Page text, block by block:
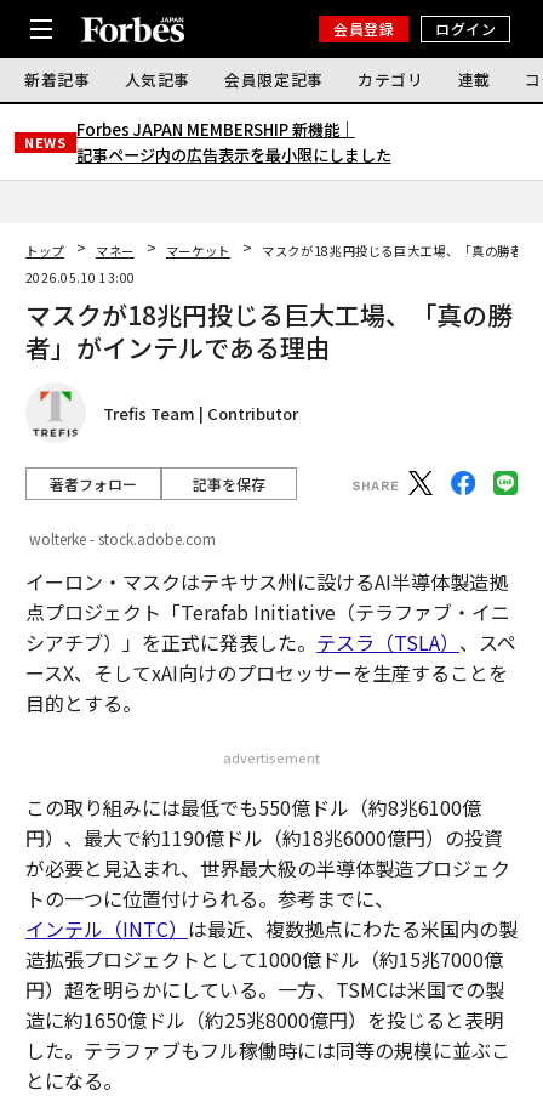
会員登録 ログイン
新着記事 人気記事 会員限定記事 カテゴリ 連載
NEWS
Forbes JAPAN MEMBERSHIP 新機能｜
記事ページ内の広告表示を最小限にしました
トップ マネー マーケット
マスクが18兆円投じる巨大工場、「真の勝者」
2026.05.10 13:00
マスクが18兆円投じる巨大工場、「真の勝
者」がインテルである理由
Trefis Team | Contributor
著者フォロー 記事を保存
wolterke - stock.adobe.com
イーロン・マスクはテキサス州に設けるAI半導体製造拠
点プロジェクト「Terafab Initiative（テラファブ・イニ
シアチブ）」を正式に発表した。 テスラ（TSLA） 、スペ
ースX、そしてxAI向けのプロセッサーを生産することを
目的とする。
advertisement
この取り組みには最低でも550億ドル（約8兆6100億
円）、最大で約1190億ドル（約18兆6000億円）の投資
が必要と見込まれ、世界最大級の半導体製造プロジェク
トの一つに位置付けられる。参考までに、
インテル（INTC） は最近、複数拠点にわたる米国内の製
造拡張プロジェクトとして1000億ドル（約15兆7000億
円）超を明らかにしている。一方、TSMCは米国での製
造に約1650億ドル（約25兆8000億円）を投じると表明
した。テラファブもフル稼働時には同等の規模に並ぶこ
とになる。